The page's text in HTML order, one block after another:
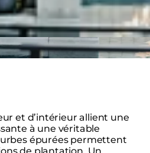
et d’intérieur allient une
à une véritable
épurées permettent